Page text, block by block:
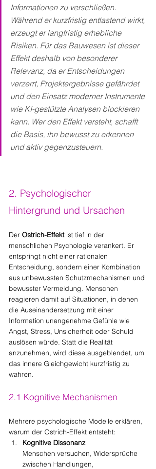
Informationen zu verschließen.
Während er kurzfristig entlastend wirkt,
erzeugt er langfristig erhebliche
Risiken. Für das Bauwesen ist dieser
Effekt deshalb von besonderer
Relevanz, da er Entscheidungen
verzerrt, Projektergebnisse gefährdet
und den Einsatz moderner Instrumente
wie KI-gestützte Analysen blockieren
kann. Wer den Effekt versteht, schafft
die Basis, ihn bewusst zu erkennen
und aktiv gegenzusteuern.
2. Psychologischer
Hintergrund und Ursachen
Der Ostrich-Effekt ist tief in der
menschlichen Psychologie verankert. Er
entspringt nicht einer rationalen
Entscheidung, sondern einer Kombination
aus unbewussten Schutzmechanismen und
bewusster Vermeidung. Menschen
reagieren damit auf Situationen, in denen
die Auseinandersetzung mit einer
Information unangenehme Gefühle wie
Angst, Stress, Unsicherheit oder Schuld
auslösen würde. Statt die Realität
anzunehmen, wird diese ausgeblendet, um
das innere Gleichgewicht kurzfristig zu
wahren.
2.1 Kognitive Mechanismen
Mehrere psychologische Modelle erklären,
warum der Ostrich-Effekt entsteht:
Kognitive Dissonanz
Menschen versuchen, Widersprüche
zwischen Handlungen,